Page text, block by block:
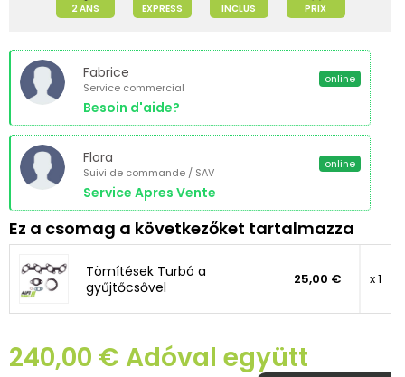
2 ANS EXPRESS INCLUS PRIX
Fabrice
Service commercial
Besoin d'aide?
online
Flora
Suivi de commande / SAV
Service Apres Vente
online
Ez a csomag a következőket tartalmazza
Tömítések Turbó a
gyűjtőcsővel
25,00 € x 1
240,00 € Adóval együtt